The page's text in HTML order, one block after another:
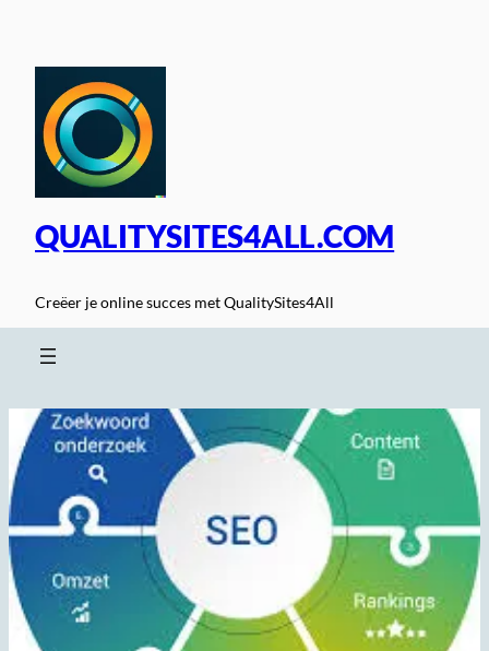
inhoud
QUALITYSITES4ALL.COM
Creëer je online succes met QualitySites4All